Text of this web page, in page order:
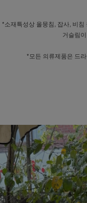
*소재특성상 올뭉침, 잡사, 비
거슬림
*모든 의류제품은 드